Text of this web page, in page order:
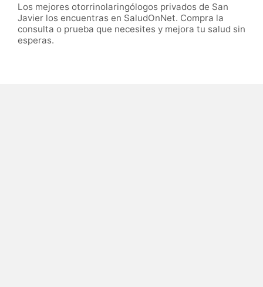
Los mejores otorrinolaringólogos privados de San
Javier los encuentras en SaludOnNet. Compra la
consulta o prueba que necesites y mejora tu salud sin
esperas.